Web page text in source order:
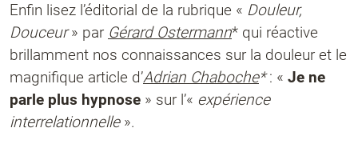
Enfin lisez l’éditorial de la rubrique « Douleur,
Douceur» par Gérard Ostermann* qui réactive
brillamment nos connaissances sur la douleur et le
magnifique article d’Adrian Chaboche*: « Je ne
parle plus hypnose » sur l’« expérience
interrelationnelle».